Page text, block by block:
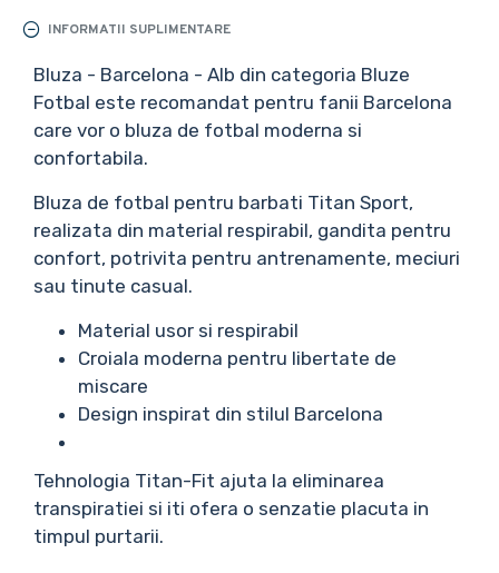
INFORMATII SUPLIMENTARE
Bluza - Barcelona - Alb din categoria Bluze
Fotbal este recomandat pentru fanii Barcelona
care vor o bluza de fotbal moderna si
confortabila.
Bluza de fotbal pentru barbati Titan Sport,
realizata din material respirabil, gandita pentru
confort, potrivita pentru antrenamente, meciuri
sau tinute casual.
Material usor si respirabil
Croiala moderna pentru libertate de
miscare
Design inspirat din stilul Barcelona
Tehnologia Titan-Fit ajuta la eliminarea
transpiratiei si iti ofera o senzatie placuta in
timpul purtarii.